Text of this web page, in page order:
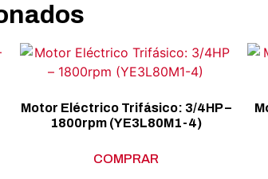
Motor Eléctrico Trifásico: 3/4HP –
1800rpm (YE3L80M1-4)
COMPRAR